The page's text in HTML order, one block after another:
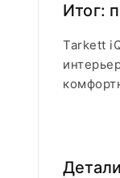
Итог:
Tarkett
Детали